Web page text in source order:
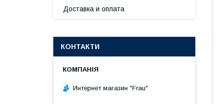
Доставка и оплата
КОНТАКТИ
Интернет магазин "Frau"